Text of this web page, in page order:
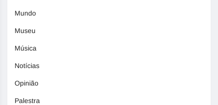
Mundo
Museu
Música
Notícias
Opinião
Palestra